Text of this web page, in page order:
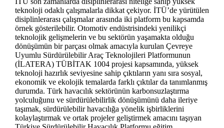
teknoloji odaklı çalışmalarla dikkat çekiyor. İTÜ’de yürütülen
disiplinlerarası çalışmalar arasında iki platform bu kapsamda
örnek gösterilebilir. Otomotiv endüstrisindeki yenilikçi
teknolojik gelişmelerin ve bu sektörün yaşamakta olduğu
dönüşümün bir parçası olmak amacıyla kurulan Çevreye
Uyumlu Sürdürülebilir Araç Teknolojileri Platformunun
(İLATERA) TÜBİTAK 1004 projesi kapsamında, yüksek
teknoloji hazırlık seviyesine sahip çıktıların yanı sıra sosyal,
ekonomik ve ekolojik temalarda farklı çıktılar da tanımlanmış
durumda. Türk havacılık sektörünün karbonsuzlaştırma
yolculuğunu ve sürdürülebilirlik dönüşümünü daha ileriye
taşımak, sürdürülebilir havacılığa yönelik işbirliklerini
kolaylaştırmak ve ortak projeler geliştirmek amacını taşıyan